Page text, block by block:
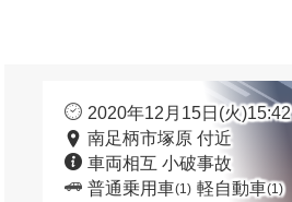
2020年12月15日(火)15:42
南足柄市塚原 付近
車両相互 小破事故
普通乗用車(1) 軽自動車(1)